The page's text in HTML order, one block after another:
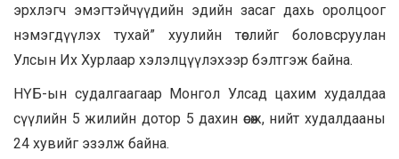
эрхлэгч эмэгтэйчүүдийн эдийн засаг дахь оролцоог
нэмэгдүүлэх тухай” хуулийн төслийг боловсруулан
Улсын Их Хурлаар хэлэлцүүлэхээр бэлтгэж байна.
НҮБ-ын судалгаагаар Монгол Улсад цахим худалдаа
сүүлийн 5 жилийн дотор 5 дахин өсөж, нийт худалдааны
24 хувийг эзэлж байна.